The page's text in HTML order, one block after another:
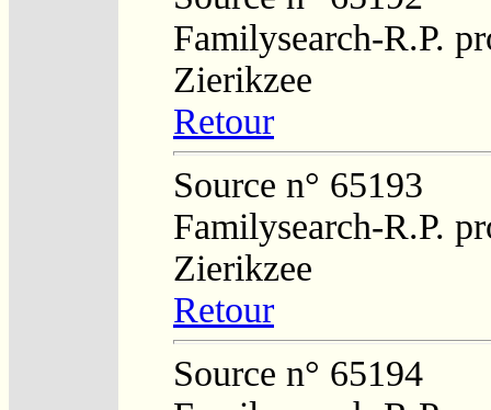
Familysearch-R.P.
Zierikzee
Retour
Source n° 65193
Familysearch-R.P.
Zierikzee
Retour
Source n° 65194